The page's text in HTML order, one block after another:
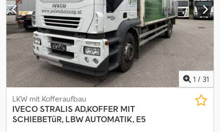
1 / 31
LKW mit Kofferaufbau
IVECO STRALIS AD,KOFFER MIT
SCHIEBETüR, LBW AUTOMATIK, E5